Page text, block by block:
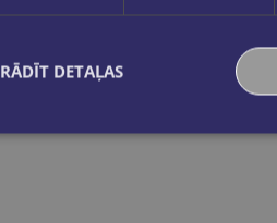
RĀDĪT DETAĻAS